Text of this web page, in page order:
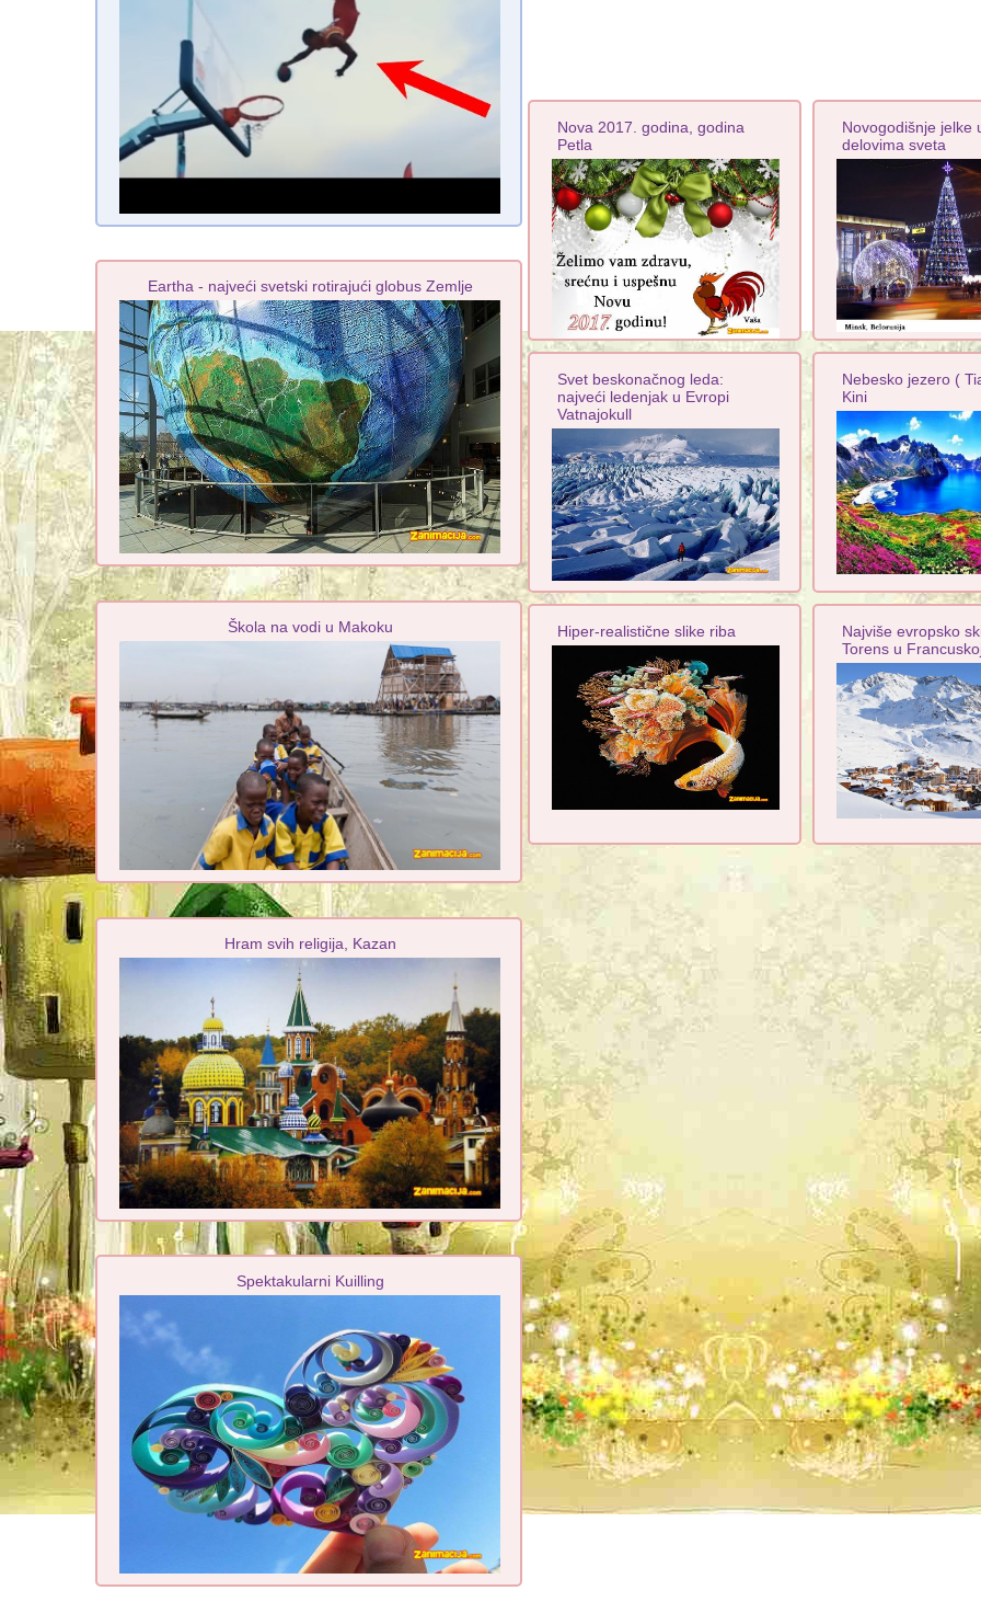
Nova 2017. godina, godina
Petla
Novogodišnje jelke
delovima sveta
Svet beskonačnog leda:
najveći ledenjak u Evropi
Vatnajokull
Nebesko jezero (
Kini
Hiper-realistične slike riba
Najviše evropsko
Torens u
Eartha - najveći svetski rotirajući globus Zemlje
Škola na vodi u Makoku
Hram svih religija, Kazan
Spektakularni Kuilling